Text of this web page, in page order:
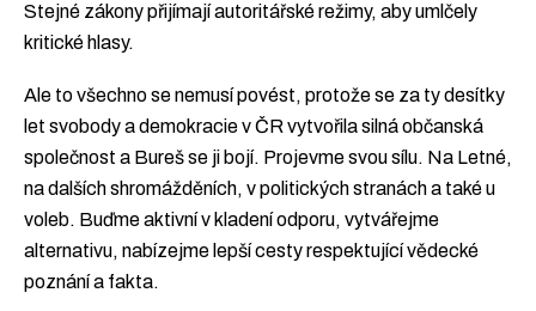
Stejné zákony přijímají autoritářské režimy, aby umlčely
kritické hlasy.
Ale to všechno se nemusí povést, protože se za ty desítky
let svobody a demokracie v ČR vytvořila silná občanská
společnost a Bureš se ji bojí. Projevme svou sílu. Na Letné,
na dalších shromážděních, v politických stranách a také u
voleb. Buďme aktivní v kladení odporu, vytvářejme
alternativu, nabízejme lepší cesty respektující vědecké
poznání a fakta.